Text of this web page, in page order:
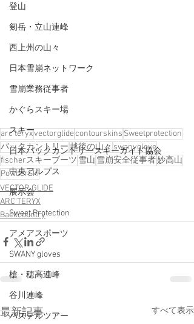
登山
剱岳・立山連峰
西上州の山々
日本雪崩ネットワーク
雪崩業務従事者
かぐらスキー場
スキー
日本バックカントリースキーガイド協会
中央アルプス
展示会
Sweet Protection
アメアスポーツ
SWANY gloves
槍・穂高連峰
谷川連峰
パステルツアー
arc'teryxvectorglidecontourskins Sweetprotection
バックカントリー 越後の山々 swanyglove
fischerスキーブーツ 雪山 雪崩安全従事者妙高山
PowderSki
VECTOR GLIDE
ARC'TERYX
Backcountry
最新記事 すべて表示